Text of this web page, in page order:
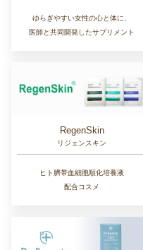
ゆらぎやすい女性の心と体に、
医師と共同開発したサプリメント
RegenSkin
リジェンスキン
ヒト臍帯血細胞順化培養液
配合コスメ